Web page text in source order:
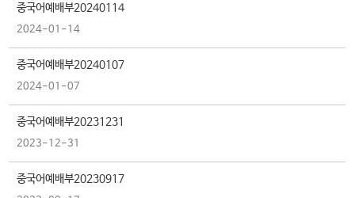
중국어예배부20240114
2024-01-14
중국어예배부20240107
2024-01-07
중국어예배부20231231
2023-12-31
중국어예배부20230917